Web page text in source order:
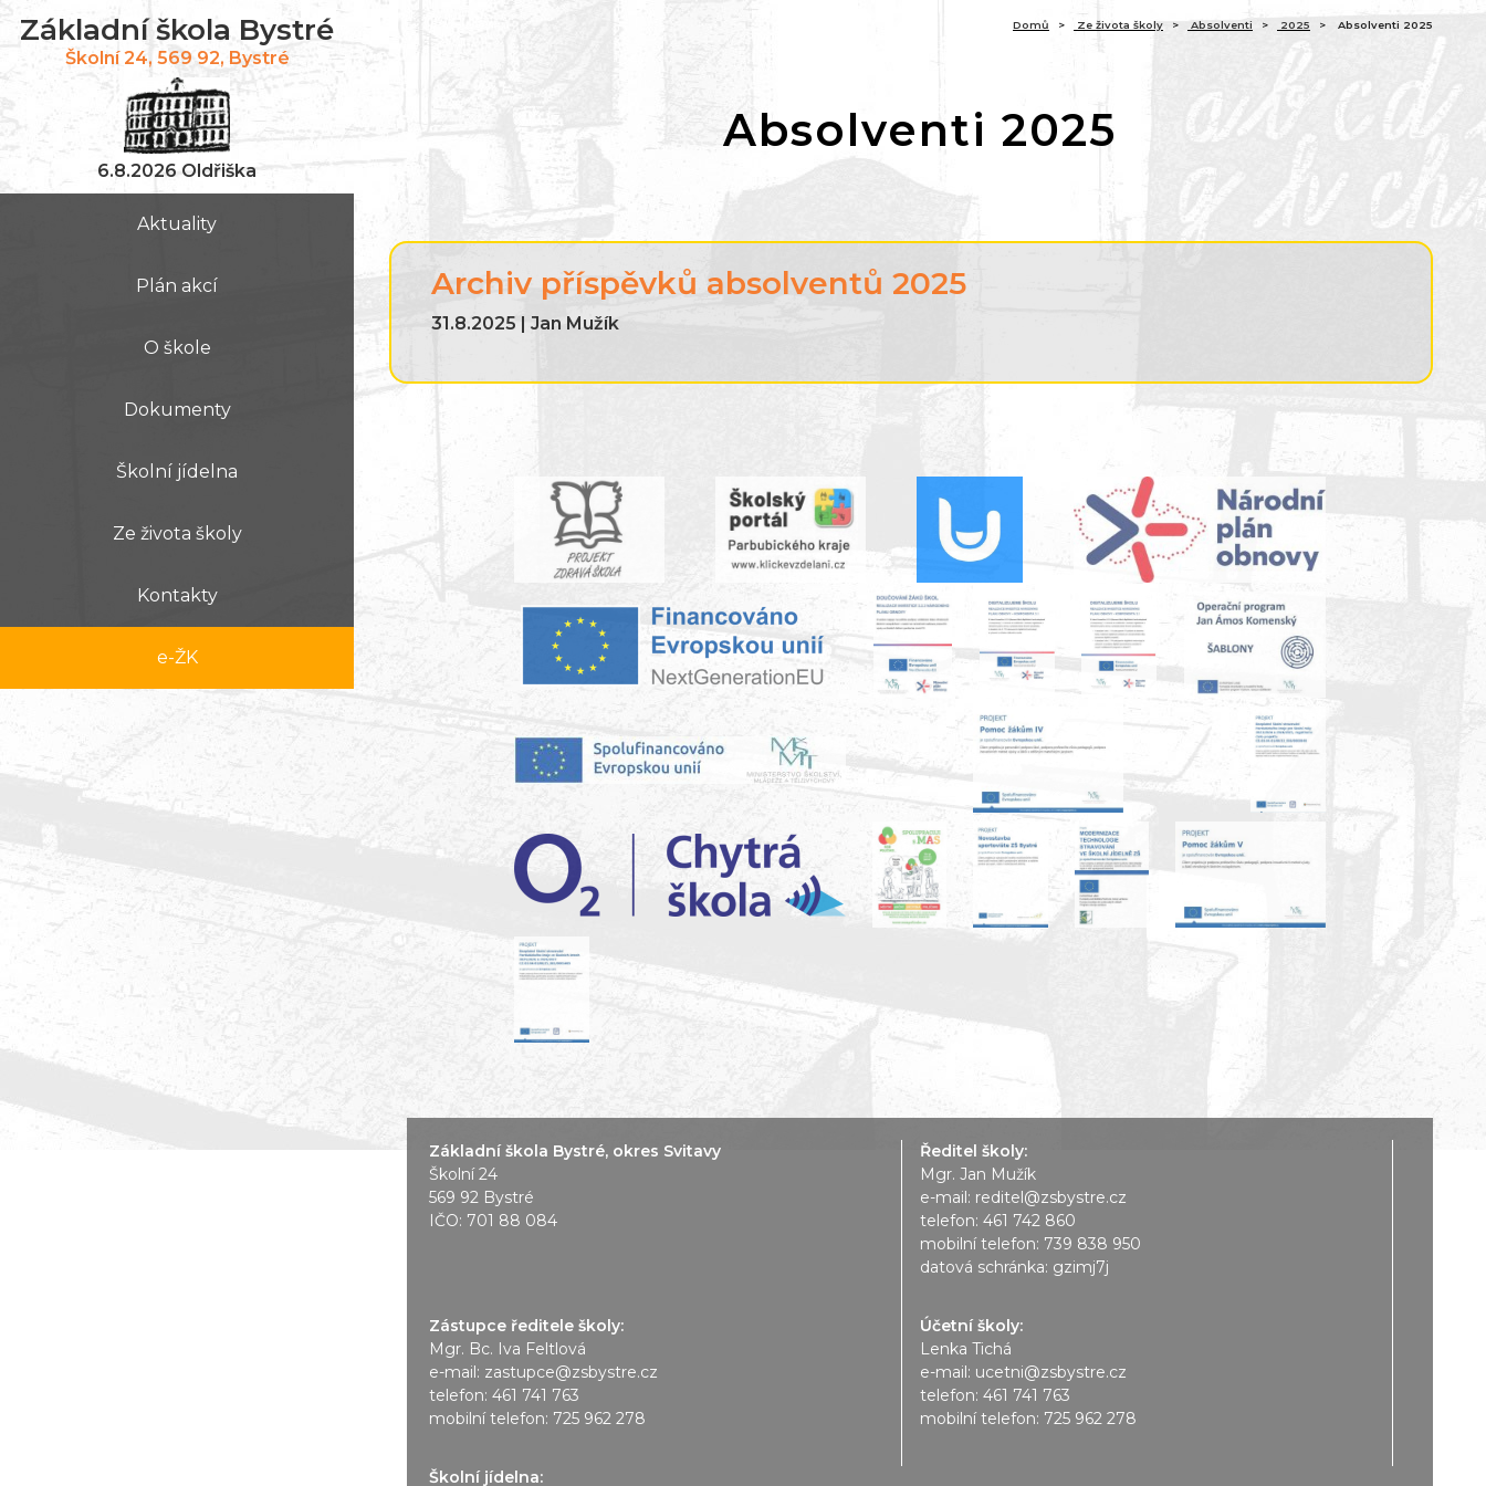
Základní škola Bystré
Školní 24, 569 92, Bystré
6.8.2026 Oldřiška
Aktuality
Plán akcí
O škole
Dokumenty
Školní jídelna
Ze života školy
Kontakty
e-ŽK
Domů Ze života školy Absolventi 2025 Absolventi 2025
Absolventi 2025
Archiv příspěvků absolventů 2025
31.8.2025 | Jan Mužík
Základní škola Bystré, okres Svitavy
Školní 24
569 92 Bystré
IČO: 701 88 084
Ředitel školy:
Mgr. Jan Mužík
e-mail: reditel@zsbystre.cz
telefon: 461 742 860
mobilní telefon: 739 838 950
datová schránka: gzimj7j
Zástupce ředitele školy:
Mgr. Bc. Iva Feltlová
e-mail: zastupce@zsbystre.cz
telefon: 461 741 763
mobilní telefon: 725 962 278
Účetní školy:
Lenka Tichá
e-mail: ucetni@zsbystre.cz
telefon: 461 741 763
mobilní telefon: 725 962 278
Školní jídelna: